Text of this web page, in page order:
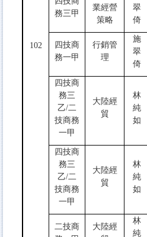
102
務三甲
業經營
策略
翠
倚
四技商
務一甲
行銷管
理
施
翠
倚
四技商
務三
乙/二
技商務
一甲
大陸經
貿
林
純
如
四技商
務三
乙/二
技商務
一甲
大陸經
貿
林
純
如
二技商
大陸經
林
純